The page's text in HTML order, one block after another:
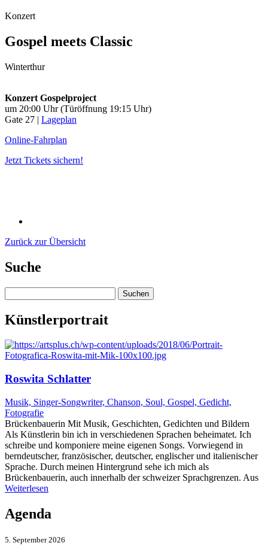
Konzert
Gospel meets Classic
Winterthur
Konzert Gospelproject
um 20:00 Uhr (Türöffnung 19:15 Uhr)
Gate 27 | Lageplan
Online-Fahrplan
Jetzt Tickets sichern!
Zurück zur Übersicht
Suche
nach:
Künstlerportrait
Roswita Schlatter
Musik, Singer-Songwriter, Chanson, Soul, Gospel, Gedicht,
Fotografie
Brückenbauerin Mit Musik, Geschichten, Gedichten und Bildern
Als Künstlerin bin ich in verschiedenen Sprachen beheimatet. Ich
schreibe und komponiere meine eigenen Songs. Vorwiegend in
berndeutscher, französischer, deutscher, englischer und italienischer
Sprache. Durch meinen Hintergrund sehe ich mich als
Brückenbauerin, auch innerhalb der schweizer Sprachgrenzen. Aus
Weiterlesen
Agenda
5. September 2026